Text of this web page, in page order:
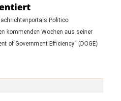
Politico
kommenden Wochen aus seiner
of Government Efficiency“ (DOGE)